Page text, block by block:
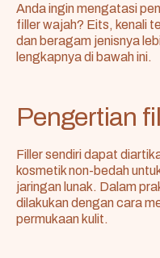
Anda ingin mengatasi
filler wajah? Eits, kenali
dan beragam jenisnya
lengkapnya di bawah ini.
Pengertian
Filler sendiri dapat
kosmetik non-bedah
jaringan lunak. Dalam
dilakukan dengan cara
permukaan kulit.